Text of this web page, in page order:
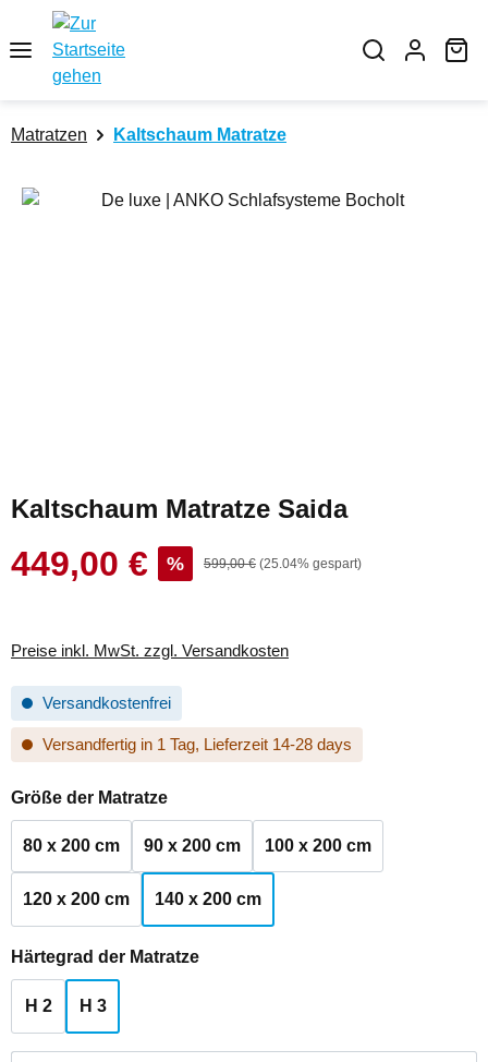
Zum Hauptinhalt springen
Matratzen Kaltschaum Matratze
Bildergalerie überspringen
Kaltschaum Matratze Saida
Verkaufspreis:
449,00 € % Regulärer Preis:
599,00 € (25.04% gespart)
Preise inkl. MwSt. zzgl. Versandkosten
Versandkostenfrei
Versandfertig in 1 Tag, Lieferzeit 14-28 days
Größe der Matratzeauswählen
80 x 200 cm 90 x 200 cm 100 x 200 cm
120 x 200 cm 140 x 200 cm
Härtegrad der Matratzeauswählen
H 2 H 3